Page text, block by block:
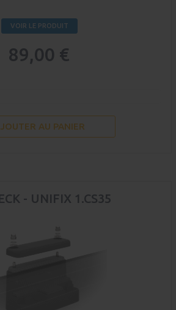
VOIR LE PRODUIT
89,00 €
AU PANIER
- UNIFIX 1.CS35